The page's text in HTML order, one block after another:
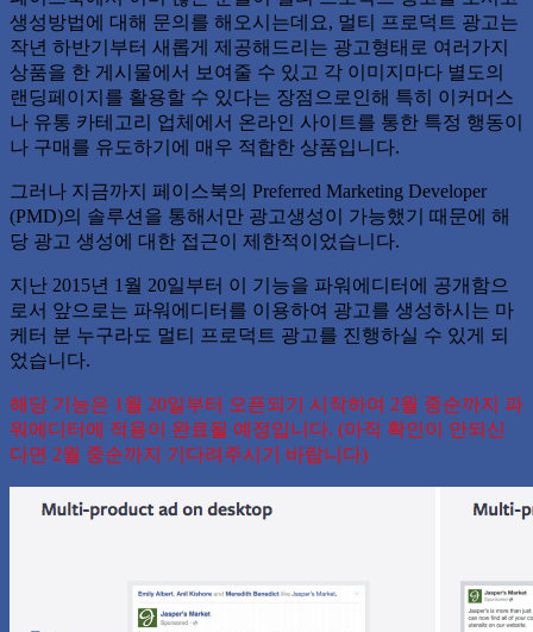
생성방법에 대해 문의를 해오시는데요, 멀티 프로덕트 광고는
작년 하반기부터 새롭게 제공해드리는 광고형태로 여러가지
상품을 한 게시물에서 보여줄 수 있고 각 이미지마다 별도의
랜딩페이지를 활용할 수 있다는 장점으로인해 특히 이커머스
나 유통 카테고리 업체에서 온라인 사이트를 통한 특정 행동이
나 구매를 유도하기에 매우 적합한 상품입니다.
그러나 지금까지 페이스북의 Preferred Marketing Developer
(PMD)의 솔루션을 통해서만 광고생성이 가능했기 때문에 해
당 광고 생성에 대한 접근이 제한적이었습니다.
지난 2015년 1월 20일부터 이 기능을 파워에디터에 공개함으
로서 앞으로는 파워에디터를 이용하여 광고를 생성하시는 마
케터 분 누구라도 멀티 프로덕트 광고를 진행하실 수 있게 되
었습니다.
해당 기능은 1월 20일부터 오픈되기 시작하여 2월 중순까지 파
워에디터에 적용이 완료될 예정입니다. (아직 확인이 안되신
다면 2월 중순까지 기다려주시기 바랍니다)